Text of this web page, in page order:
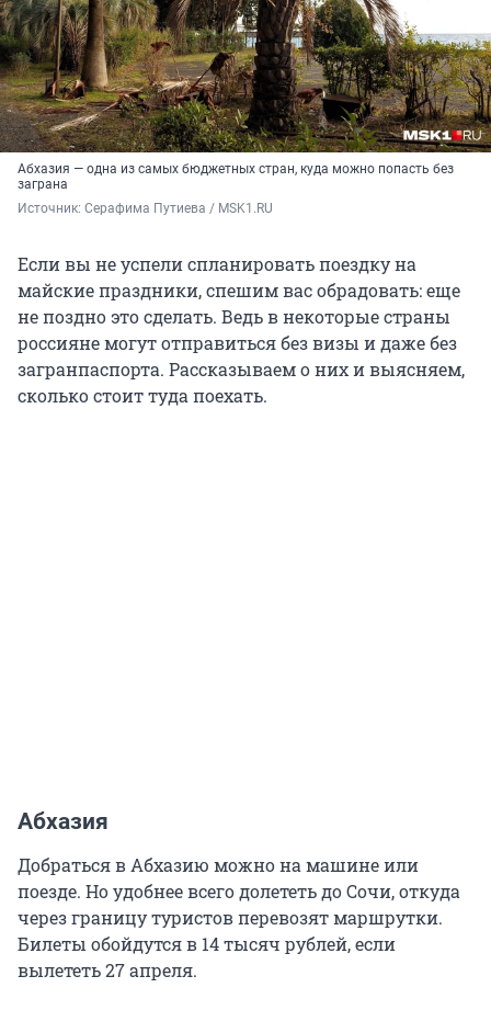
Абхазия — одна из самых бюджетных стран, куда можно попасть без
заграна
Источник: Серафима Путиева / MSK1.RU
Если вы не успели спланировать поездку на
майские праздники, спешим вас обрадовать: еще
не поздно это сделать. Ведь в некоторые страны
россияне могут отправиться без визы и даже без
загранпаспорта. Рассказываем о них и выясняем,
сколько стоит туда поехать.
Абхазия
Добраться в Абхазию можно на машине или
поезде. Но удобнее всего долететь до Сочи, откуда
через границу туристов перевозят маршрутки.
Билеты обойдутся в 14 тысяч рублей, если
вылететь 27 апреля.